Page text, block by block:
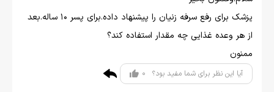
پزشک برای رفع سرفه زنیان را پیشنهاد داده.برای پسر ۱۰ ساله.بعد
از هر وعده غذایی چه مقدار استفاده کند؟
ممنون
آیا این نظر برای شما مفید بود؟ 0